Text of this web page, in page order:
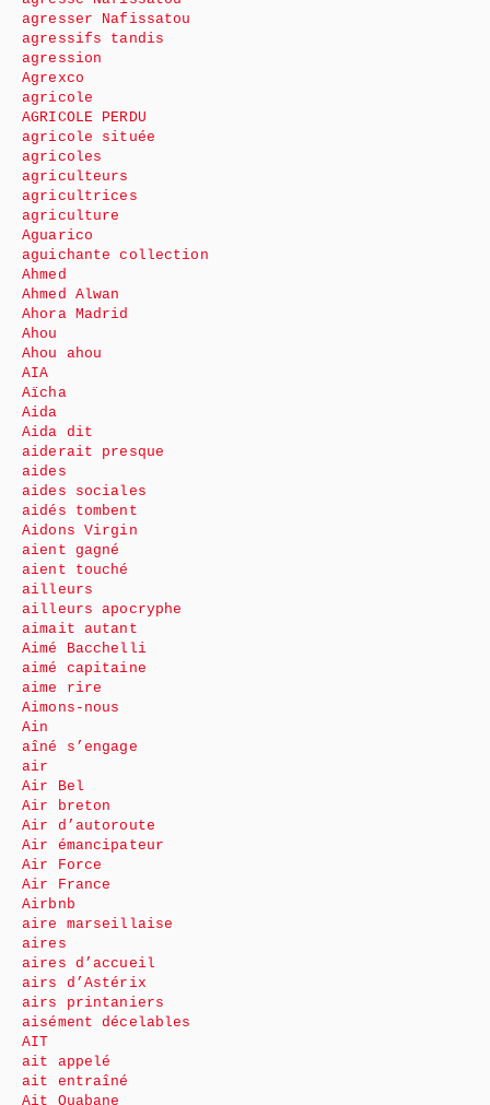
agresser Nafissatou
agressifs tandis
agression
Agrexco
agricole
AGRICOLE PERDU
agricole située
agricoles
agriculteurs
agricultrices
agriculture
Aguarico
aguichante collection
Ahmed
Ahmed Alwan
Ahora Madrid
Ahou
Ahou ahou
AIA
Aïcha
Aida
Aida dit
aiderait presque
aides
aides sociales
aidés tombent
Aidons Virgin
aient gagné
aient touché
ailleurs
ailleurs apocryphe
aimait autant
Aimé Bacchelli
aimé capitaine
aime rire
Aimons-nous
Ain
aîné s’engage
air
Air Bel
Air breton
Air d’autoroute
Air émancipateur
Air Force
Air France
Airbnb
aire marseillaise
aires
aires d’accueil
airs d’Astérix
airs printaniers
aisément décelables
AIT
ait appelé
ait entraîné
Ait Ouabane